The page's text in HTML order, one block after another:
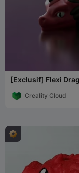
[Exclusif] Flexi
Creality Cloud